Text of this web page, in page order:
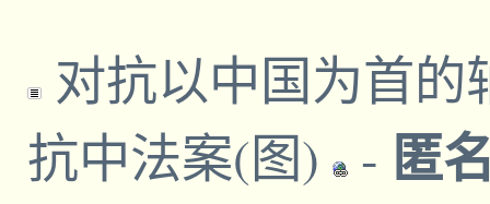
对抗以中国为首
抗中法案(图)
- 匿